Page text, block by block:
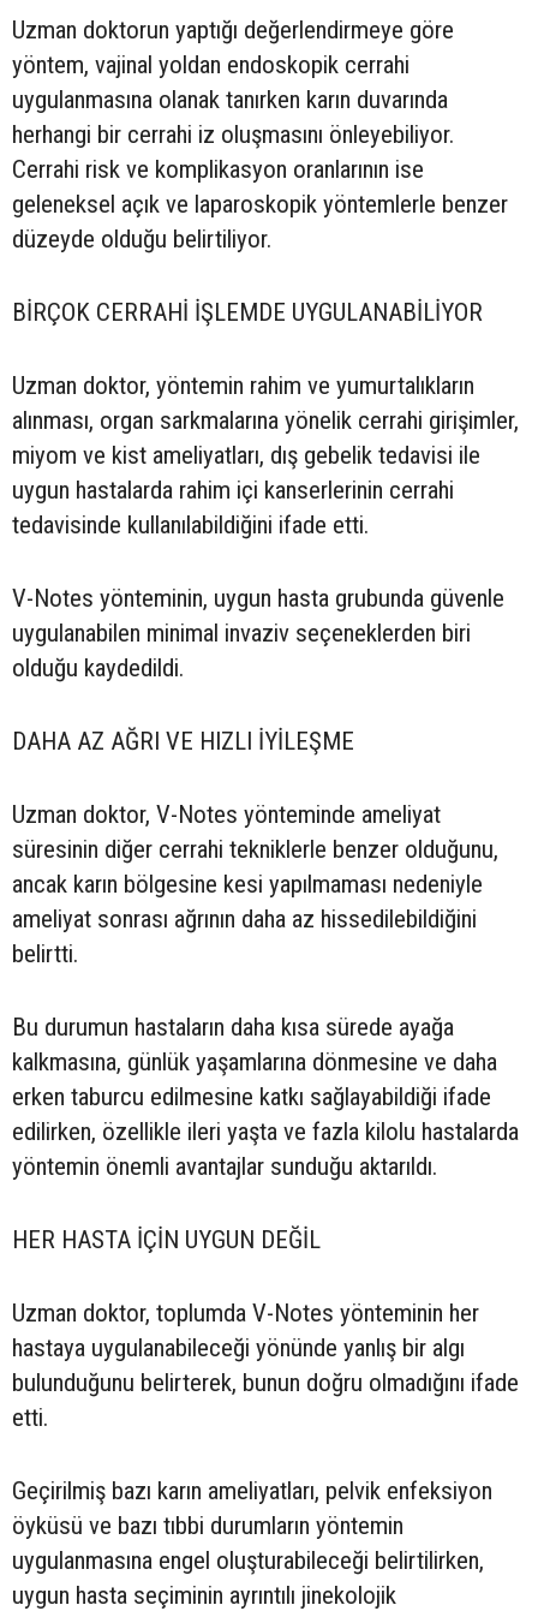
Uzman doktorun yaptığı değerlendirmeye göre
yöntem, vajinal yoldan endoskopik cerrahi
uygulanmasına olanak tanırken karın duvarında
herhangi bir cerrahi iz oluşmasını önleyebiliyor.
Cerrahi risk ve komplikasyon oranlarının ise
geleneksel açık ve laparoskopik yöntemlerle benzer
düzeyde olduğu belirtiliyor.
BİRÇOK CERRAHİ İŞLEMDE UYGULANABİLİYOR
Uzman doktor, yöntemin rahim ve yumurtalıkların
alınması, organ sarkmalarına yönelik cerrahi girişimler,
miyom ve kist ameliyatları, dış gebelik tedavisi ile
uygun hastalarda rahim içi kanserlerinin cerrahi
tedavisinde kullanılabildiğini ifade etti.
V-Notes yönteminin, uygun hasta grubunda güvenle
uygulanabilen minimal invaziv seçeneklerden biri
olduğu kaydedildi.
DAHA AZ AĞRI VE HIZLI İYİLEŞME
Uzman doktor, V-Notes yönteminde ameliyat
süresinin diğer cerrahi tekniklerle benzer olduğunu,
ancak karın bölgesine kesi yapılmaması nedeniyle
ameliyat sonrası ağrının daha az hissedilebildiğini
belirtti.
Bu durumun hastaların daha kısa sürede ayağa
kalkmasına, günlük yaşamlarına dönmesine ve daha
erken taburcu edilmesine katkı sağlayabildiği ifade
edilirken, özellikle ileri yaşta ve fazla kilolu hastalarda
yöntemin önemli avantajlar sunduğu aktarıldı.
HER HASTA İÇİN UYGUN DEĞİL
Uzman doktor, toplumda V-Notes yönteminin her
hastaya uygulanabileceği yönünde yanlış bir algı
bulunduğunu belirterek, bunun doğru olmadığını ifade
etti.
Geçirilmiş bazı karın ameliyatları, pelvik enfeksiyon
öyküsü ve bazı tıbbi durumların yöntemin
uygulanmasına engel oluşturabileceği belirtilirken,
uygun hasta seçiminin ayrıntılı jinekolojik